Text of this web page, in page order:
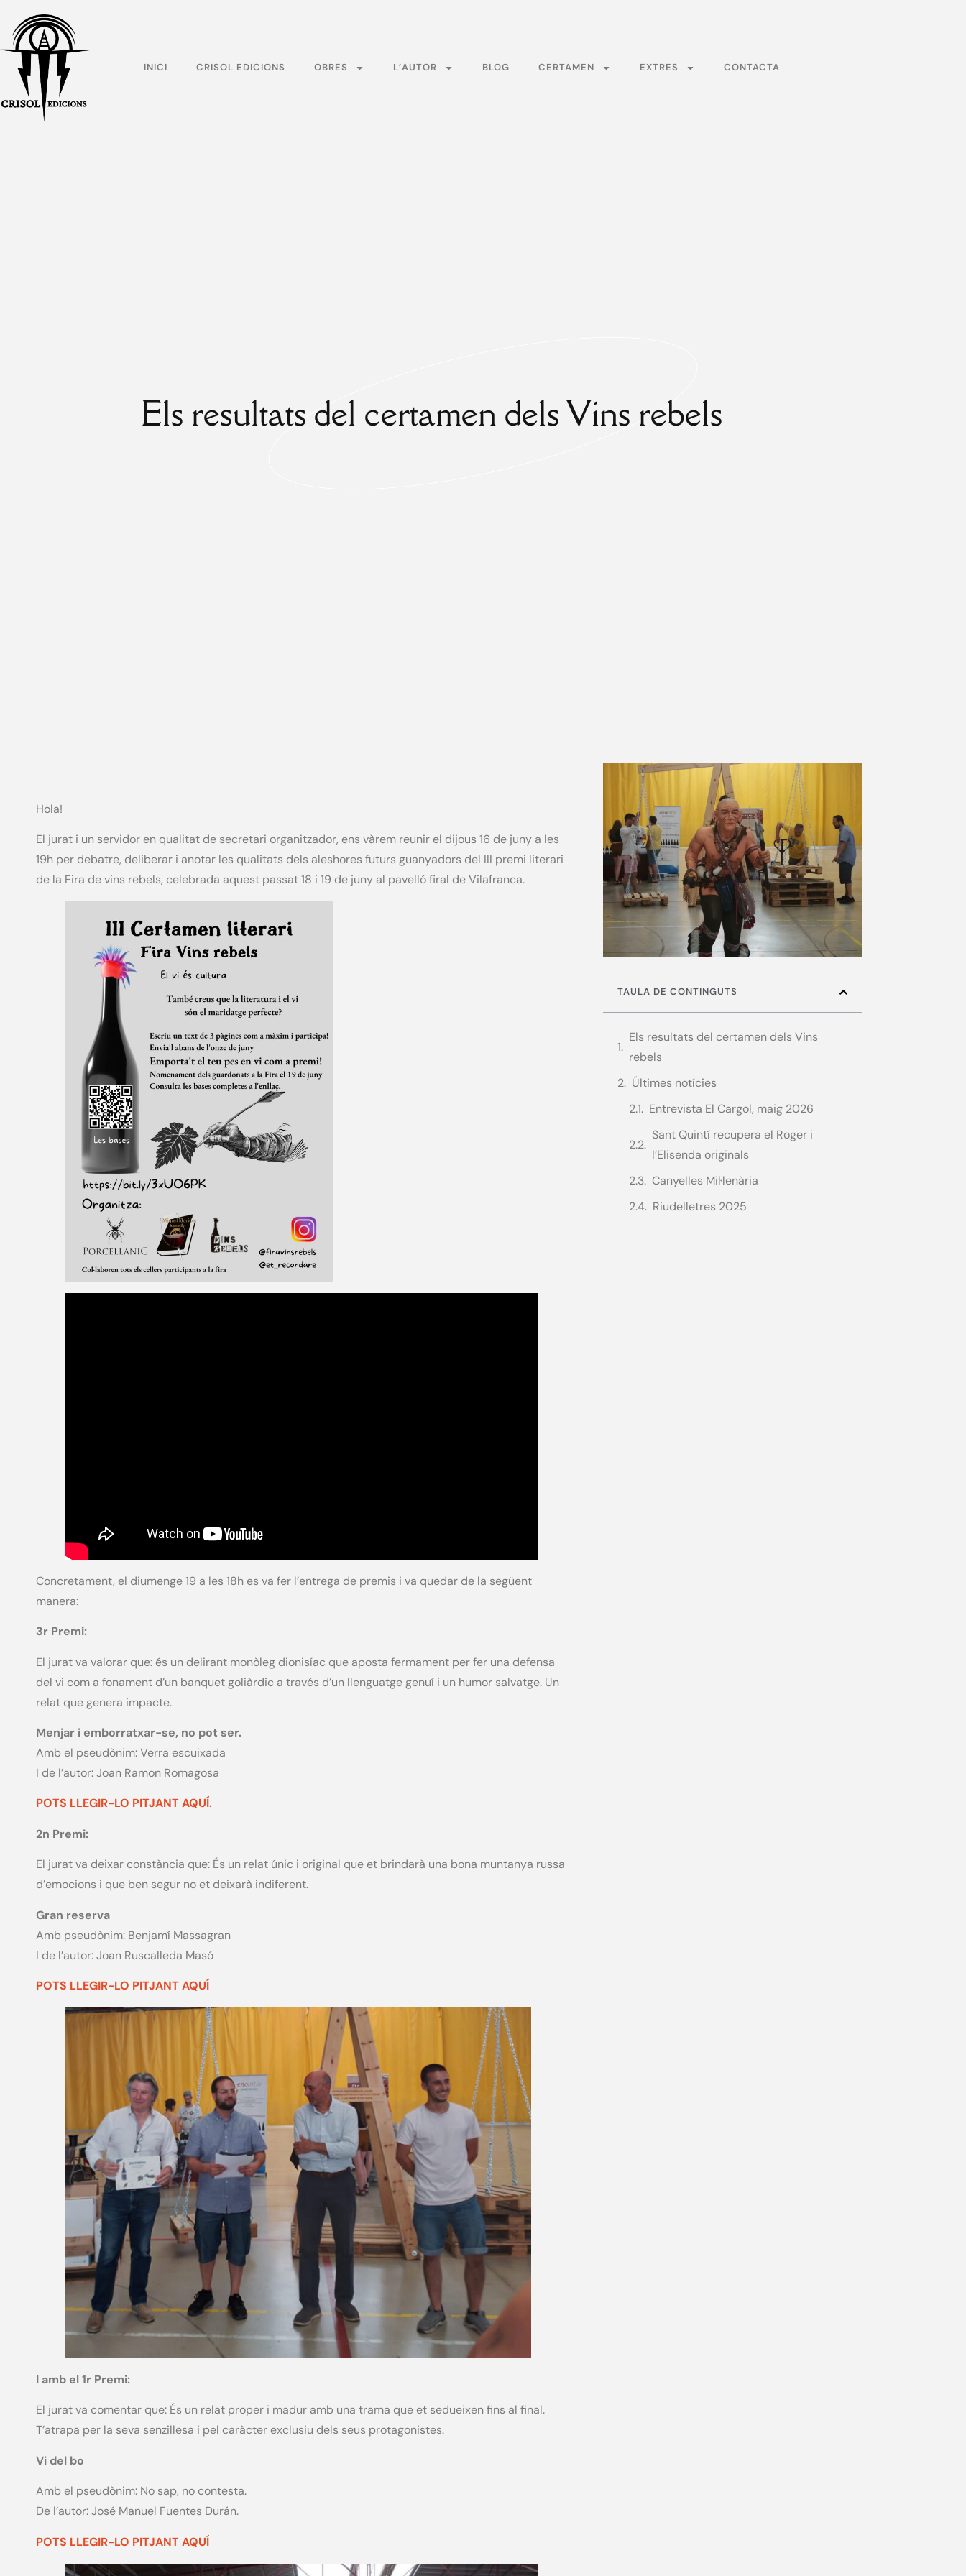
INICI CRISOL EDICIONS OBRES L’AUTOR BLOG CERTAMEN EXTRES CONTACTA
Els resultats del certamen dels Vins rebels
Hola!
El jurat i un servidor en qualitat de secretari organitzador, ens vàrem reunir el dijous 16 de juny a les
19h per debatre, deliberar i anotar les qualitats dels aleshores futurs guanyadors del III premi literari
de la Fira de vins rebels, celebrada aquest passat 18 i 19 de juny al pavelló firal de Vilafranca.
Concretament, el diumenge 19 a les 18h es va fer l’entrega de premis i va quedar de la següent
manera:
3r Premi:
El jurat va valorar que: és un delirant monòleg dionisíac que aposta fermament per fer una defensa
del vi com a fonament d’un banquet goliàrdic a través d’un llenguatge genuí i un humor salvatge. Un
relat que genera impacte.
Menjar i emborratxar-se, no pot ser.
Amb el pseudònim: Verra escuixada
I de l’autor: Joan Ramon Romagosa
POTS LLEGIR-LO PITJANT AQUÍ.
2n Premi:
El jurat va deixar constància que: És un relat únic i original que et brindarà una bona muntanya russa
d’emocions i que ben segur no et deixarà indiferent.
Gran reserva
Amb pseudònim: Benjamí Massagran
I de l’autor: Joan Ruscalleda Masó
POTS LLEGIR-LO PITJANT AQUÍ
I amb el 1r Premi:
El jurat va comentar que: És un relat proper i madur amb una trama que et sedueixen fins al final.
T’atrapa per la seva senzillesa i pel caràcter exclusiu dels seus protagonistes.
Vi del bo
Amb el pseudònim: No sap, no contesta.
De l’autor: José Manuel Fuentes Durán.
POTS LLEGIR-LO PITJANT AQUÍ
TAULA DE CONTINGUTS
Els resultats del certamen dels Vins
rebels
Últimes notícies
Entrevista El Cargol, maig 2026
Sant Quintí recupera el Roger i
l’Elisenda originals
Canyelles Mil·lenària
Riudelletres 2025